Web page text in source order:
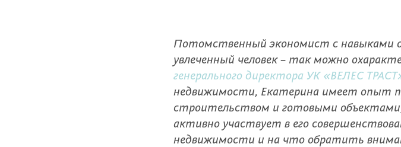
Потомственный экономист с навыками
увлеченный человек – так можно
генерального директора УК «ВЕЛЕС
недвижимости, Екатерина имеет опыт
строительством и готовыми
активно участвует в его
недвижимости и на что обратить